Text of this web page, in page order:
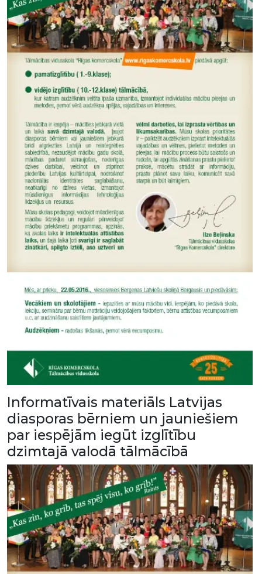
Informatīvais materiāls Latvijas
diasporas bērniem un jauniešiem
par iespējām iegūt izglītību
dzimtajā valodā tālmācībā